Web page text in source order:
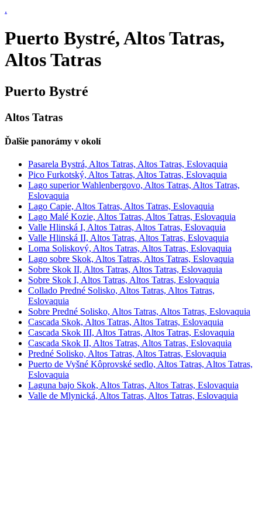
.
Puerto Bystré, Altos Tatras,
Altos Tatras
Puerto Bystré
Altos Tatras
Ďalšie panorámy v okolí
Pasarela Bystrá, Altos Tatras, Altos Tatras, Eslovaquia
Pico Furkotský, Altos Tatras, Altos Tatras, Eslovaquia
Lago superior Wahlenbergovo, Altos Tatras, Altos Tatras,
Eslovaquia
Lago Capie, Altos Tatras, Altos Tatras, Eslovaquia
Lago Malé Kozie, Altos Tatras, Altos Tatras, Eslovaquia
Valle Hlinská I, Altos Tatras, Altos Tatras, Eslovaquia
Valle Hlinská II, Altos Tatras, Altos Tatras, Eslovaquia
Loma Soliskový, Altos Tatras, Altos Tatras, Eslovaquia
Lago sobre Skok, Altos Tatras, Altos Tatras, Eslovaquia
Sobre Skok II, Altos Tatras, Altos Tatras, Eslovaquia
Sobre Skok I, Altos Tatras, Altos Tatras, Eslovaquia
Collado Predné Solisko, Altos Tatras, Altos Tatras,
Eslovaquia
Sobre Predné Solisko, Altos Tatras, Altos Tatras, Eslovaquia
Cascada Skok, Altos Tatras, Altos Tatras, Eslovaquia
Cascada Skok III, Altos Tatras, Altos Tatras, Eslovaquia
Cascada Skok II, Altos Tatras, Altos Tatras, Eslovaquia
Predné Solisko, Altos Tatras, Altos Tatras, Eslovaquia
Puerto de Vyšné Kôprovské sedlo, Altos Tatras, Altos Tatras,
Eslovaquia
Laguna bajo Skok, Altos Tatras, Altos Tatras, Eslovaquia
Valle de Mlynická, Altos Tatras, Altos Tatras, Eslovaquia